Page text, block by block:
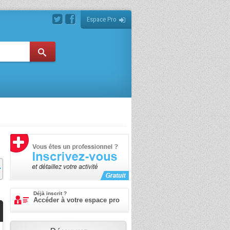
Espace Pro
Déjà inscrit ?
Accéder à votre espace pro